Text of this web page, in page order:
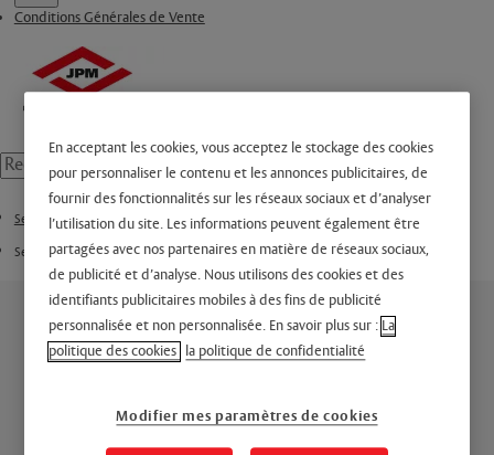
Conditions Générales de Vente
Serrure à larder
Serrure à larder NF240
En acceptant les cookies, vous acceptez le stockage des cookies
pour personnaliser le contenu et les annonces publicitaires, de
fournir des fonctionnalités sur les réseaux sociaux et d’analyser
l’utilisation du site. Les informations peuvent également être
partagées avec nos partenaires en matière de réseaux sociaux,
de publicité et d’analyse. Nous utilisons des cookies et des
identifiants publicitaires mobiles à des fins de publicité
personnalisée et non personnalisée. En savoir plus sur : La
politique des cookies la politique de confidentialité
Modifier mes paramètres de cookies